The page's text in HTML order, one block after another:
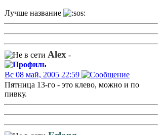
Лучше название
Alex -
Вс 08 май, 2005 22:59
Пятница 13-го - это клево, можно и по
пивку.